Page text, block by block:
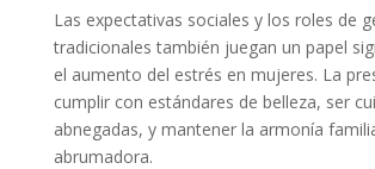
Las expectativas sociales y los roles de
tradicionales también juegan un papel
el aumento del estrés en mujeres. La
cumplir con estándares de belleza, ser
abnegadas, y mantener la armonía
abrumadora.